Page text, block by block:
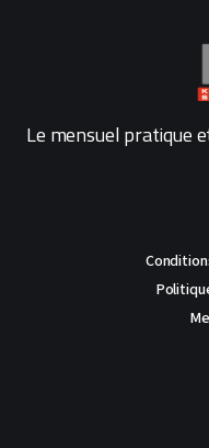
Le mensuel pratique